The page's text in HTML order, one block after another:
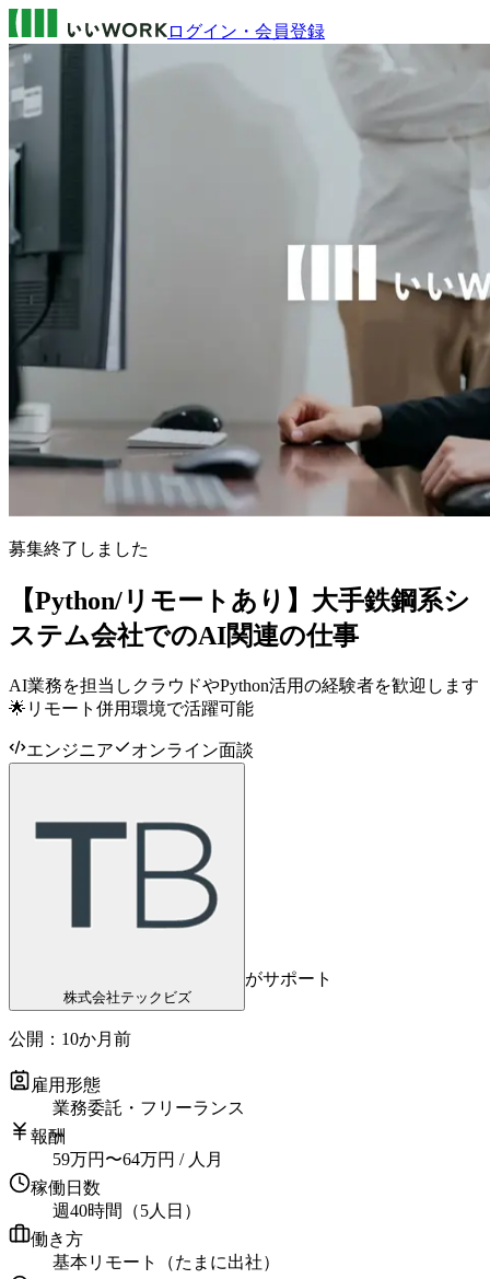
ログイン・会員登録
募集終了しました
【Python/リモートあり】大手鉄鋼系シ
ステム会社でのAI関連の仕事
AI業務を担当しクラウドやPython活用の経験者を歓迎します
🌟リモート併用環境で活躍可能
エンジニア オンライン面談
株式会社テックビズ
がサポート
公開： 10か月前
雇用形態
業務委託・フリーランス
報酬
59万円 〜64万円 / 人月
稼働日数
週40時間（5人日）
働き方
基本リモート（たまに出社）